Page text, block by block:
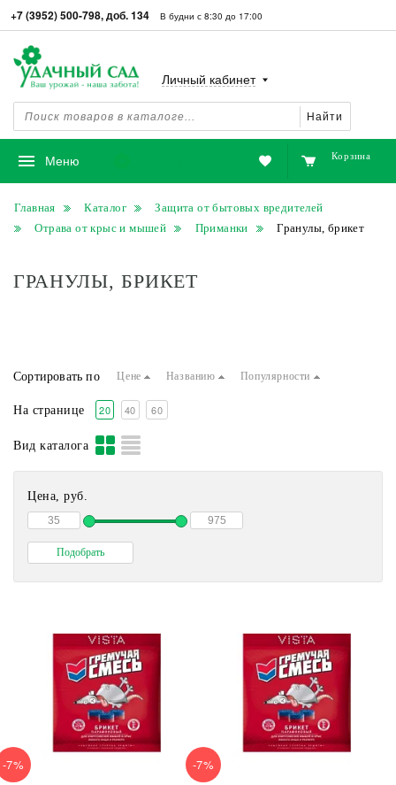
+7 (3952) 500-798, доб. 134 В будни с 8:30 до 17:00
Найти
Личный кабинет
Меню Корзина
Главная Каталог
Защита от бытовых вредителей
Отрава от крыс и мышей
Приманки Гранулы, брикет
ГРАНУЛЫ, БРИКЕТ
Сортировать по Цене Названию Популярности
На странице 20 40 60
Вид каталога
Цена, руб.
-7% -7%